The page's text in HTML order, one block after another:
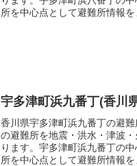
所を中心点として避難所情報
宇多津町浜九番丁(香川
香川県宇多津町浜九番丁の避
の避難所を地震・洪水・津波
ります。宇多津町浜九番丁の
所を中心点として避難所情報